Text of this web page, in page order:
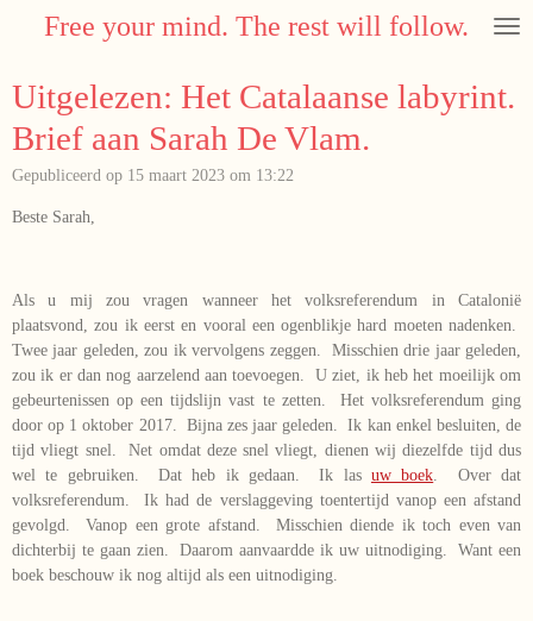
hoofdinhoud
Free your mind. The rest will follow.
Uitgelezen: Het Catalaanse labyrint.
Brief aan Sarah De Vlam.
Gepubliceerd op 15 maart 2023 om 13:22
Beste Sarah,
Als u mij zou vragen wanneer het volksreferendum in Catalonië
plaatsvond, zou ik eerst en vooral een ogenblikje hard moeten nadenken.
Twee jaar geleden, zou ik vervolgens zeggen. Misschien drie jaar geleden,
zou ik er dan nog aarzelend aan toevoegen. U ziet, ik heb het moeilijk om
gebeurtenissen op een tijdslijn vast te zetten. Het volksreferendum ging
door op 1 oktober 2017. Bijna zes jaar geleden. Ik kan enkel besluiten, de
tijd vliegt snel. Net omdat deze snel vliegt, dienen wij diezelfde tijd dus
wel te gebruiken. Dat heb ik gedaan. Ik las uw boek . Over dat
volksreferendum. Ik had de verslaggeving toentertijd vanop een afstand
gevolgd. Vanop een grote afstand. Misschien diende ik toch even van
dichterbij te gaan zien. Daarom aanvaardde ik uw uitnodiging. Want een
boek beschouw ik nog altijd als een uitnodiging.